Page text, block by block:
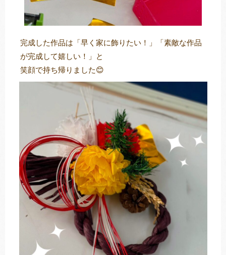
完成した作品は「早く家に飾りたい！」「素敵な作品
が完成して嬉しい！」と
笑顔で持ち帰りました😊